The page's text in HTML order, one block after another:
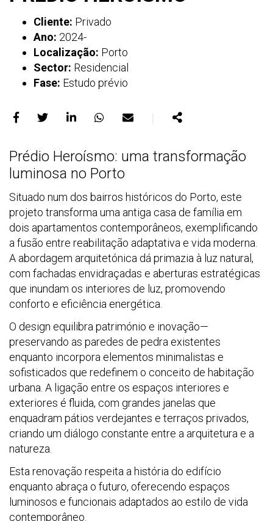
Cliente: Privado
Ano: 2024-
Localização: Porto
Sector: Residencial
Fase: Estudo prévio
no
Facebook
X
LinkedInWhatsApp
E-
Prédio Heroísmo: uma transformação
luminosa no Porto
Situado num dos bairros históricos do Porto, este
projeto transforma uma antiga casa de família em
dois apartamentos contemporâneos, exemplificando
a fusão entre reabilitação adaptativa e vida moderna.
A abordagem arquitetónica dá primazia à luz natural,
com fachadas envidraçadas e aberturas estratégicas
que inundam os interiores de luz, promovendo
conforto e eficiência energética.
O design equilibra património e inovação—
preservando as paredes de pedra existentes
enquanto incorpora elementos minimalistas e
sofisticados que redefinem o conceito de habitação
urbana. A ligação entre os espaços interiores e
exteriores é fluida, com grandes janelas que
enquadram pátios verdejantes e terraços privados,
criando um diálogo constante entre a arquitetura e a
natureza.
Esta renovação respeita a história do edifício
enquanto abraça o futuro, oferecendo espaços
luminosos e funcionais adaptados ao estilo de vida
contemporâneo.